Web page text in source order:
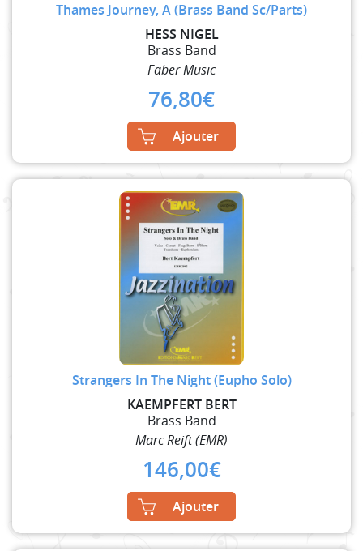
Thames Journey, A (Brass Band Sc/Parts)
HESS NIGEL
Brass Band
Faber Music
76,80€
Ajouter
Strangers In The Night (Eupho Solo)
KAEMPFERT BERT
Brass Band
Marc Reift (EMR)
146,00€
Ajouter